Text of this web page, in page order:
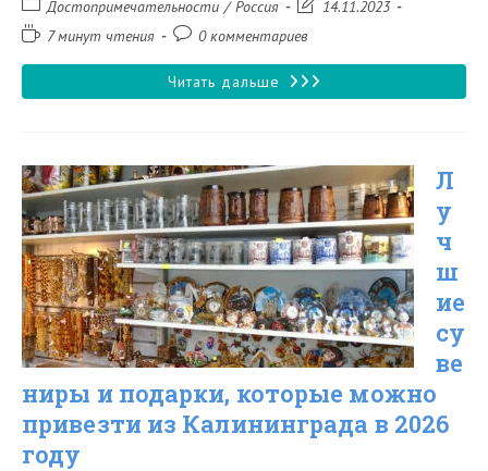
Рубрика
записи:
Достопримечательности / Россия
Запись14.11.2023
Время7 минут чтения
Комментарии
записи:
0 комментариев
Читать дальше Озеро
Куршской
косе
Л
у
ч
ш
ие
су
ве
ниры и подарки, которые можно
привезти из Калининграда в 2026
году